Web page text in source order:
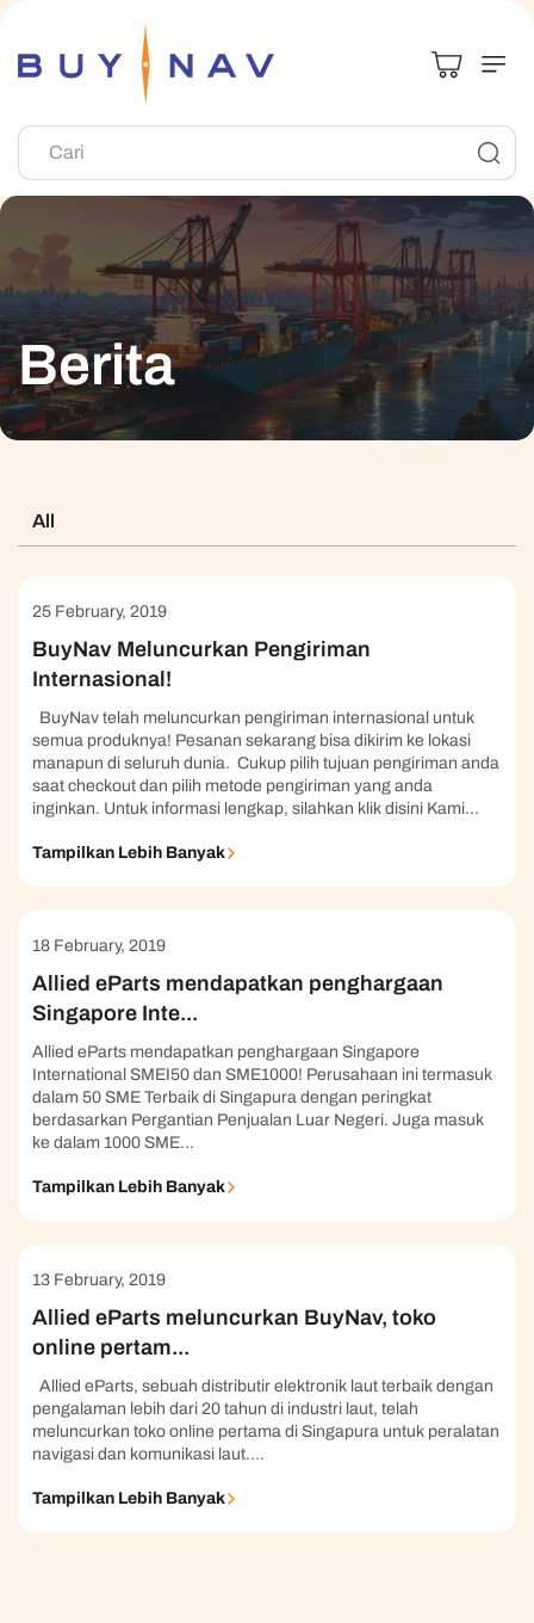
Cari
Berita
All
25 February, 2019
BuyNav Meluncurkan Pengiriman
Internasional!
BuyNav telah meluncurkan pengiriman internasional untuk
semua produknya! Pesanan sekarang bisa dikirim ke lokasi
manapun di seluruh dunia. Cukup pilih tujuan pengiriman anda
saat checkout dan pilih metode pengiriman yang anda
inginkan. Untuk informasi lengkap, silahkan klik disini Kami...
Tampilkan Lebih Banyak
18 February, 2019
Allied eParts mendapatkan penghargaan
Singapore Inte...
Allied eParts mendapatkan penghargaan Singapore
International SMEI50 dan SME1000! Perusahaan ini termasuk
dalam 50 SME Terbaik di Singapura dengan peringkat
berdasarkan Pergantian Penjualan Luar Negeri. Juga masuk
ke dalam 1000 SME...
Tampilkan Lebih Banyak
13 February, 2019
Allied eParts meluncurkan BuyNav, toko
online pertam...
Allied eParts, sebuah distributir elektronik laut terbaik dengan
pengalaman lebih dari 20 tahun di industri laut, telah
meluncurkan toko online pertama di Singapura untuk peralatan
navigasi dan komunikasi laut....
Tampilkan Lebih Banyak